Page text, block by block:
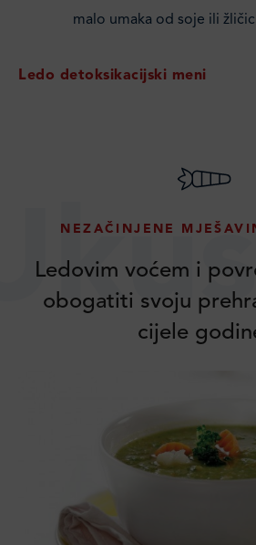
malo umaka od soje ili
Ledo detoksikacijski meni
NEZAČINJENE
Ledovim voćem i
obogatiti svoju
cijele